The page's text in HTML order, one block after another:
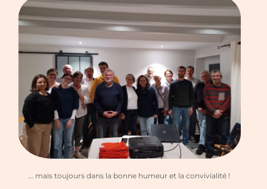
… mais toujours dans la bonne humeur et la convivialité !